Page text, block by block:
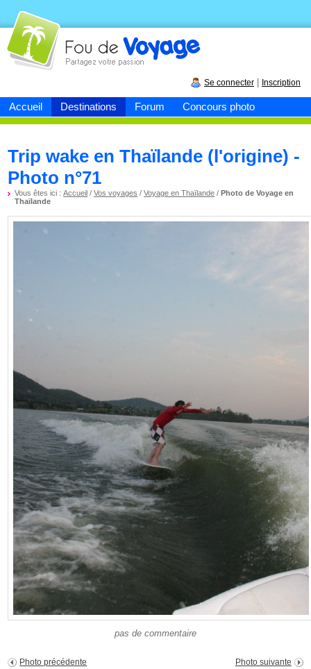
Accueil Destinations Forum Concours photo
Fou devoyage
Se connecter Inscription
Trip wake en Thaïlande (l'origine) -
Photo n°71
Vous êtes ici :Accueil /Vos voyages /Voyage en Thaïlande /Photo de Voyage en
Thaïlande
pas de commentaire
Photo précédente Photo suivante